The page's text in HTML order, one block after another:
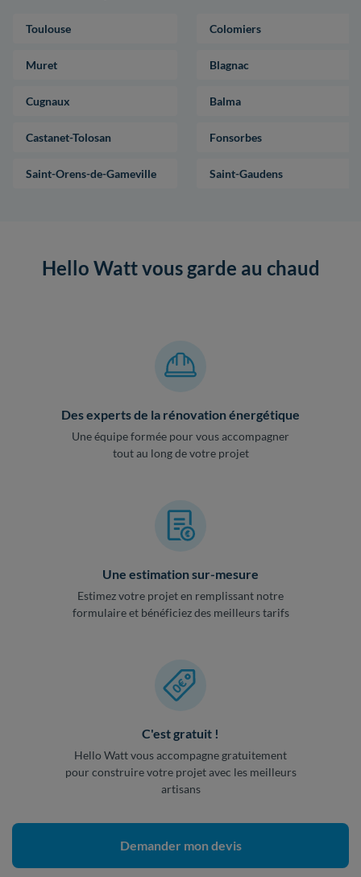
Toulouse Colomiers
Muret Blagnac
Cugnaux Balma
Castanet-Tolosan Fonsorbes
Saint-Orens-de-Gameville Saint-Gaudens
Hello Watt vous garde au chaud
Des experts de la rénovation énergétique
Une équipe formée pour vous accompagner
tout au long de votre projet
Une estimation sur-mesure
Estimez votre projet en remplissant notre
formulaire et bénéficiez des meilleurs tarifs
C'est gratuit !
Hello Watt vous accompagne gratuitement
pour construire votre projet avec les meilleurs
artisans
Demander mon devis